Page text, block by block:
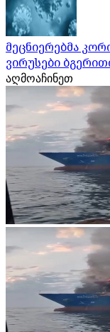
მეცნიერებმა
ვირუსები
აღმოაჩინეთ